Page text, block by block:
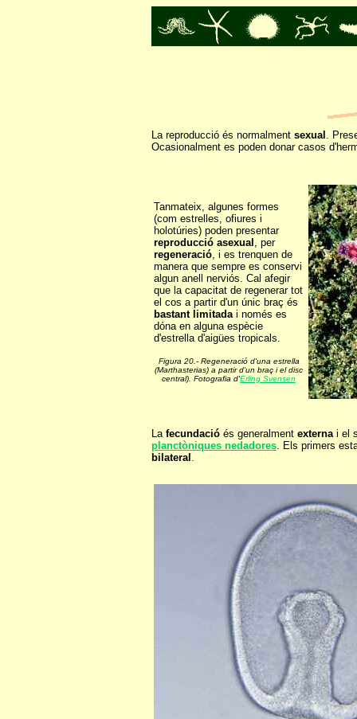
La reproducció és normalment sexual .
Ocasionalment es poden donar casos
Tanmateix, algunes formes
(com estrelles, ofiures i
holotúries) poden presentar
reproducció asexual , per
regeneració, i es trenquen de
manera que sempre es conservi
algun anell nerviós. Cal afegir
que la capacitat de regenerar tot
el cos a partir d'un únic braç és
bastant limitadai només es
dóna en alguna espècie
d'estrella d'aigües tropicals.
Figura 20.- Regeneració d'una estrella
(Marthasterias) a partir d'un braç i el disc
central). Fotografia d'Erling Svensen
La fecundació és generalment externai el
planctòniques nedadores. Els primers
bilateral .